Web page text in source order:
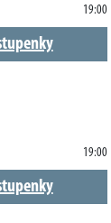
19:00
19:00